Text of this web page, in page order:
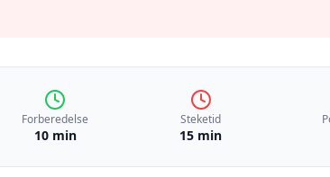
Forberedelse
10 min
Steketid
15 min